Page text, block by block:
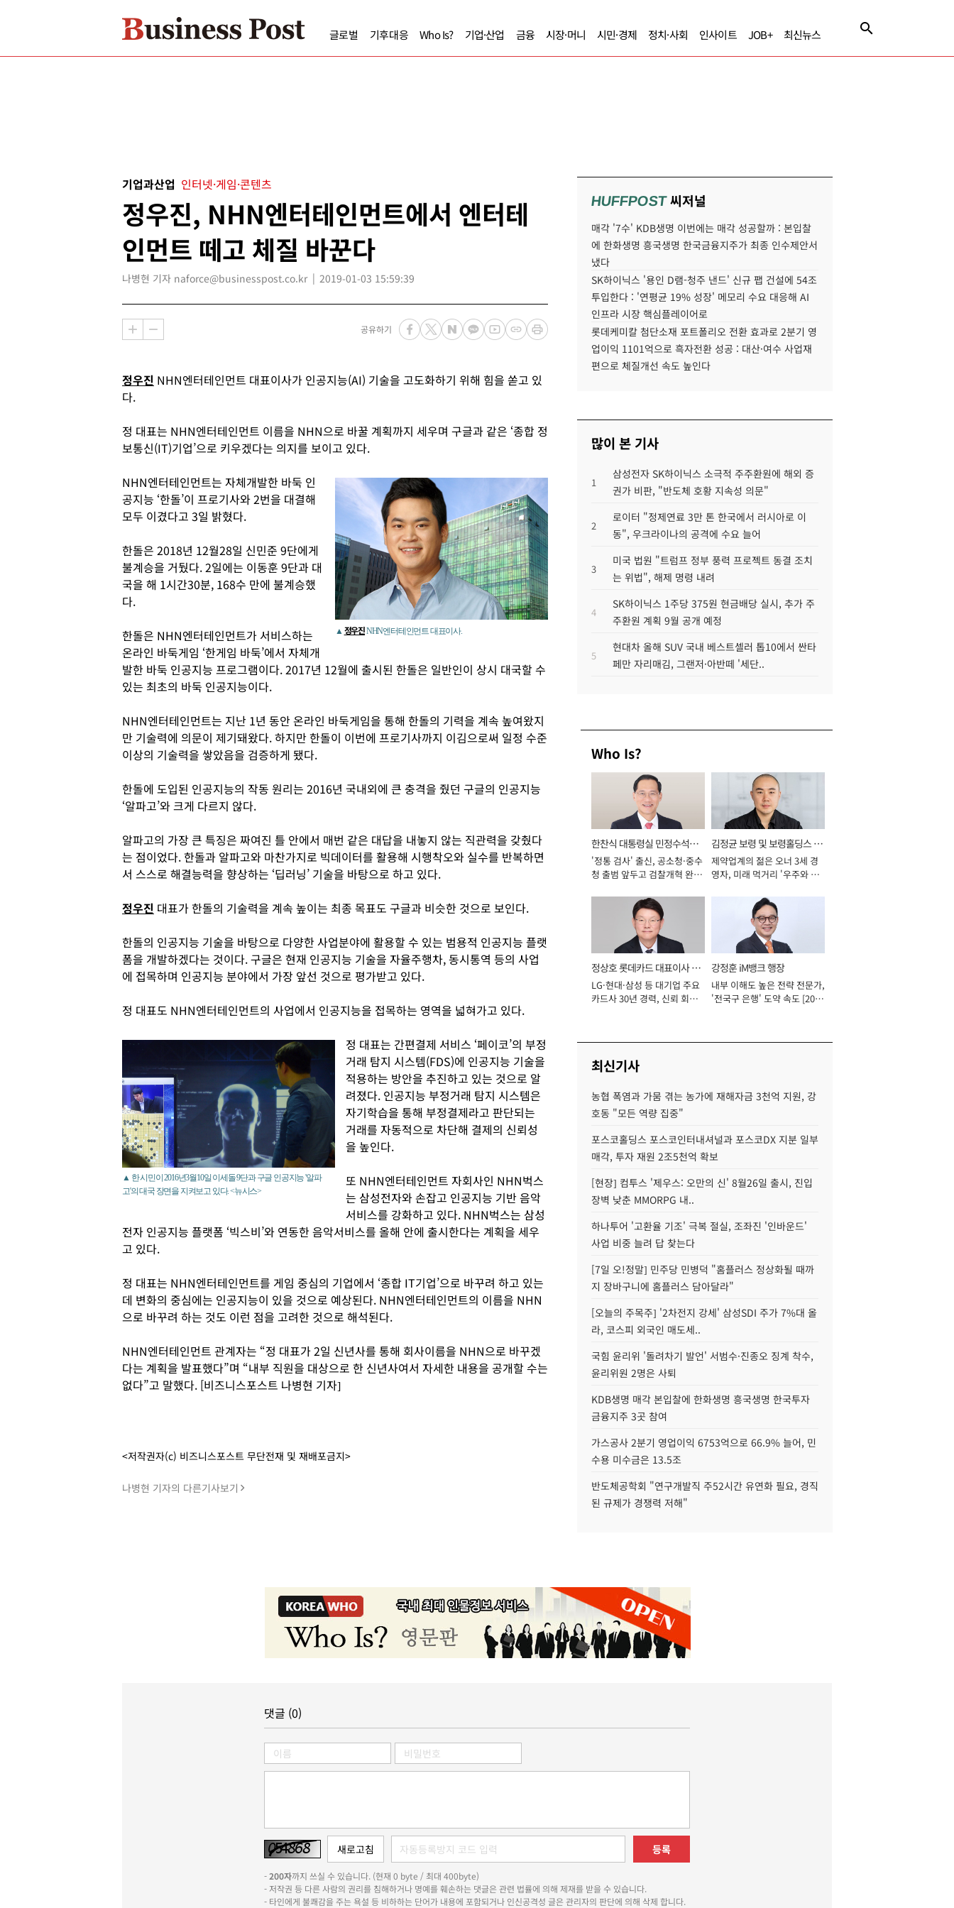
글로벌 기후대응 Who Is? 기업·산업 금융 시장·머니 시민·경제 정치·사회 인사이트 JOB+ 최신뉴스
기업과산업 인터넷·게임·콘텐츠
정우진, NHN엔터테인먼트에서 엔터테
인먼트 떼고 체질 바꾼다
나병현 기자 naforce@businesspost.co.kr 2019-01-03 15:59:39
공유하기
정우진 NHN엔터테인먼트 대표이사가 인공지능(AI) 기술을 고도화하기 위해 힘을 쏟고 있
다.
정 대표는 NHN엔터테인먼트 이름을 NHN으로 바꿀 계획까지 세우며 구글과 같은 ‘종합 정
보통신(IT)기업’으로 키우겠다는 의지를 보이고 있다.
▲ 정우진NHN엔터테인먼트 대표이사.
NHN엔터테인먼트는 자체개발한 바둑 인
공지능 ‘한돌’이 프로기사와 2번을 대결해
모두 이겼다고 3일 밝혔다.
한돌은 2018년 12월28일 신민준 9단에게
불계승을 거뒀다. 2일에는 이동훈 9단과 대
국을 해 1시간30분, 168수 만에 불계승했
다.
한돌은 NHN엔터테인먼트가 서비스하는
온라인 바둑게임 ‘한게임 바둑’에서 자체개
발한 바둑 인공지능 프로그램이다. 2017년 12월에 출시된 한돌은 일반인이 상시 대국할 수
있는 최초의 바둑 인공지능이다.
NHN엔터테인먼트는 지난 1년 동안 온라인 바둑게임을 통해 한돌의 기력을 계속 높여왔지
만 기술력에 의문이 제기돼왔다. 하지만 한돌이 이번에 프로기사까지 이김으로써 일정 수준
이상의 기술력을 쌓았음을 검증하게 됐다.
한돌에 도입된 인공지능의 작동 원리는 2016년 국내외에 큰 충격을 줬던 구글의 인공지능
‘알파고’와 크게 다르지 않다.
알파고의 가장 큰 특징은 짜여진 틀 안에서 매번 같은 대답을 내놓지 않는 직관력을 갖췄다
는 점이었다. 한돌과 알파고와 마찬가지로 빅데이터를 활용해 시행착오와 실수를 반복하면
서 스스로 해결능력을 향상하는 ‘딥러닝’ 기술을 바탕으로 하고 있다.
정우진 대표가 한돌의 기술력을 계속 높이는 최종 목표도 구글과 비슷한 것으로 보인다.
한돌의 인공지능 기술을 바탕으로 다양한 사업분야에 활용할 수 있는 범용적 인공지능 플랫
폼을 개발하겠다는 것이다. 구글은 현재 인공지능 기술을 자율주행차, 동시통역 등의 사업
에 접목하며 인공지능 분야에서 가장 앞선 것으로 평가받고 있다.
정 대표도 NHN엔터테인먼트의 사업에서 인공지능을 접목하는 영역을 넓혀가고 있다.
▲ 한 시민이 2016년3월10일 이세돌 9단과 구글 인공지능 '알파
고'의 대국 장면을 지켜보고 있다. <뉴시스>
정 대표는 간편결제 서비스 ‘페이코’의 부정
거래 탐지 시스템(FDS)에 인공지능 기술을
적용하는 방안을 추진하고 있는 것으로 알
려졌다. 인공지능 부정거래 탐지 시스템은
자기학습을 통해 부정결제라고 판단되는
거래를 자동적으로 차단해 결제의 신뢰성
을 높인다.
또 NHN엔터테인먼트 자회사인 NHN벅스
는 삼성전자와 손잡고 인공지능 기반 음악
서비스를 강화하고 있다. NHN벅스는 삼성
전자 인공지능 플랫폼 ‘빅스비’와 연동한 음악서비스를 올해 안에 출시한다는 계획을 세우
고 있다.
정 대표는 NHN엔터테인먼트를 게임 중심의 기업에서 ‘종합 IT기업’으로 바꾸려 하고 있는
데 변화의 중심에는 인공지능이 있을 것으로 예상된다. NHN엔터테인먼트의 이름을 NHN
으로 바꾸려 하는 것도 이런 점을 고려한 것으로 해석된다.
NHN엔터테인먼트 관계자는 “정 대표가 2일 신년사를 통해 회사이름을 NHN으로 바꾸겠
다는 계획을 발표했다”며 “내부 직원을 대상으로 한 신년사여서 자세한 내용을 공개할 수는
없다”고 말했다. [비즈니스포스트 나병현 기자]
<저작권자(c) 비즈니스포스트 무단전재 및 재배포금지>
나병현 기자의 다른기사보기
HUFFPOST씨저널
매각 '7수' KDB생명 이번에는 매각 성공할까 : 본입찰
에 한화생명 흥국생명 한국금융지주가 최종 인수제안서
냈다
SK하이닉스 '용인 D램-청주 낸드' 신규 팹 건설에 54조
투입한다 : '연평균 19% 성장' 메모리 수요 대응해 AI
인프라 시장 핵심플레이어로
롯데케미칼 첨단소재 포트폴리오 전환 효과로 2분기 영
업이익 1101억으로 흑자전환 성공 : 대산·여수 사업재
편으로 체질개선 속도 높인다
많이 본 기사
1
삼성전자 SK하이닉스 소극적 주주환원에 해외 증
권가 비판, "반도체 호황 지속성 의문"
2
로이터 "정제연료 3만 톤 한국에서 러시아로 이
동", 우크라이나의 공격에 수요 늘어
3
미국 법원 "트럼프 정부 풍력 프로젝트 동결 조치
는 위법", 해제 명령 내려
4
SK하이닉스 1주당 375원 현금배당 실시, 추가 주
주환원 계획 9월 공개 예정
5
현대차 올해 SUV 국내 베스트셀러 톱10에서 싼타
페만 자리매김, 그랜저·아반떼 '세단..
Who Is?
한찬식 대통령실 민정수석비
서관
'정통 검사' 출신, 공소청·중수
청 출범 앞두고 검찰개혁 완수
김정균 보령 및 보령홀딩스 대
표이사 사장
제약업계의 젊은 오너 3세 경
영자, 미래 먹거리 '우주와 헬
정상호 롯데카드 대표이사 사
장
LG·현대·삼성 등 대기업 주요
카드사 30년 경력, 신뢰 회복
강정훈 iM뱅크 행장
내부 이해도 높은 전략 전문가,
'전국구 은행' 도약 속도 [2026
최신기사
농협 폭염과 가뭄 겪는 농가에 재해자금 3천억 지원, 강
호동 "모든 역량 집중"
포스코홀딩스 포스코인터내셔널과 포스코DX 지분 일부
매각, 투자 재원 2조5천억 확보
[현장] 컴투스 '제우스: 오만의 신' 8월26일 출시, 진입
장벽 낮춘 MMORPG 내..
하나투어 '고환율 기조' 극복 절실, 조좌진 '인바운드'
사업 비중 늘려 답 찾는다
[7일 오!정말] 민주당 민병덕 "홈플러스 정상화될 때까
지 장바구니에 홈플러스 담아달라"
[오늘의 주목주] '2차전지 강세' 삼성SDI 주가 7%대 올
라, 코스피 외국인 매도세..
국힘 윤리위 '돌려차기 발언' 서범수·진종오 징계 착수,
윤리위원 2명은 사퇴
KDB생명 매각 본입찰에 한화생명 흥국생명 한국투자
금융지주 3곳 참여
가스공사 2분기 영업이익 6753억으로 66.9% 늘어, 민
수용 미수금은 13.5조
반도체공학회 "연구개발직 주52시간 유연화 필요, 경직
된 규제가 경쟁력 저해"
댓글 (0)
등록
-200자까지 쓰실 수 있습니다. (현재 0 byte / 최대 400byte)
- 저작권 등 다른 사람의 권리를 침해하거나 명예를 훼손하는 댓글은 관련 법률에 의해 제재를 받을 수 있습니다.
- 타인에게 불쾌감을 주는 욕설 등 비하하는 단어가 내용에 포함되거나 인신공격성 글은 관리자의 판단에 의해 삭제 합니다.